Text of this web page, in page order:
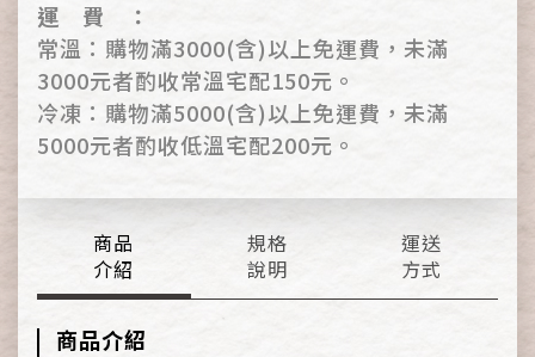
運
費
：
常溫：購物滿3000(含)以上免運費，未滿
3000元者酌收常溫宅配150元。
冷凍：購物滿5000(含)以上免運費，未滿
5000元者酌收低溫宅配200元。
商品
介紹
規格
說明
運送
方式
商品介紹